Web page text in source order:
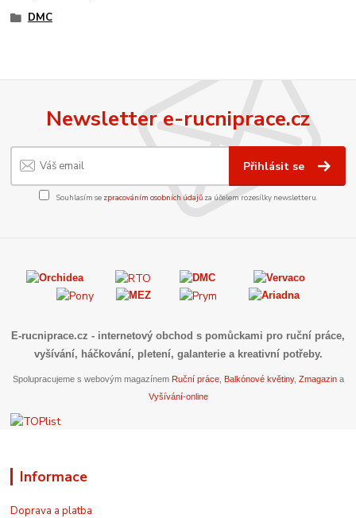
DMC
Newsletter e-rucniprace.cz
Přihlásit se
Souhlasím se zpracováním osobních údajůza účelem rozesílky newsletteru.
E-rucniprace.cz - internetový obchod s pomůckami pro ruční práce,
vyšívání, háčkování, pletení, galanterie a kreativní potřeby.
Spolupracujeme s webovým magazínem Ruční práce, Balkónové květiny, Zmagazina
Vyšívání-online
Informace
Doprava a platba